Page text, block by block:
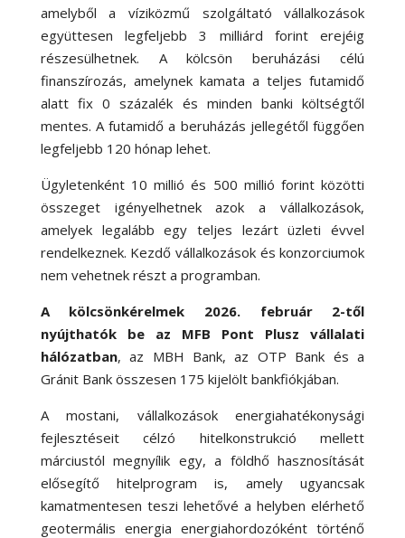
amelyből a víziközmű szolgáltató vállalkozások
együttesen legfeljebb 3 milliárd forint erejéig
részesülhetnek. A kölcsön beruházási célú
finanszírozás, amelynek kamata a teljes futamidő
alatt fix 0 százalék és minden banki költségtől
mentes. A futamidő a beruházás jellegétől függően
legfeljebb 120 hónap lehet.
Ügyletenként 10 millió és 500 millió forint közötti
összeget igényelhetnek azok a vállalkozások,
amelyek legalább egy teljes lezárt üzleti évvel
rendelkeznek. Kezdő vállalkozások és konzorciumok
nem vehetnek részt a programban.
A kölcsönkérelmek
2026. február 2-től
nyújthatók be az MFB Pont Plusz vállalati
hálózatban, az MBH Bank, az OTP Bank és a
Gránit Bank összesen 175 kijelölt bankfiókjában.
A mostani, vállalkozások energiahatékonysági
fejlesztéseit célzó hitelkonstrukció mellett
márciustól megnyílik egy, a földhő hasznosítását
elősegítő hitelprogram is, amely ugyancsak
kamatmentesen teszi lehetővé a helyben elérhető
geotermális energia energiahordozóként történő